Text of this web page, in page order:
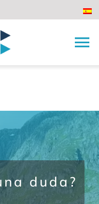
duda?